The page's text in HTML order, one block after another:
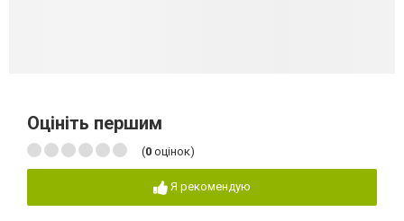
Оцініть першим
(0 оцінок)
Я рекомендую